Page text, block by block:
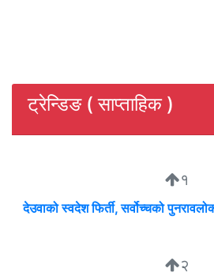
ट्रेन्डिङ ( साप्ताहिक )
१
देउवाको स्वदेश फिर्ती, सर्वोच्चको
२